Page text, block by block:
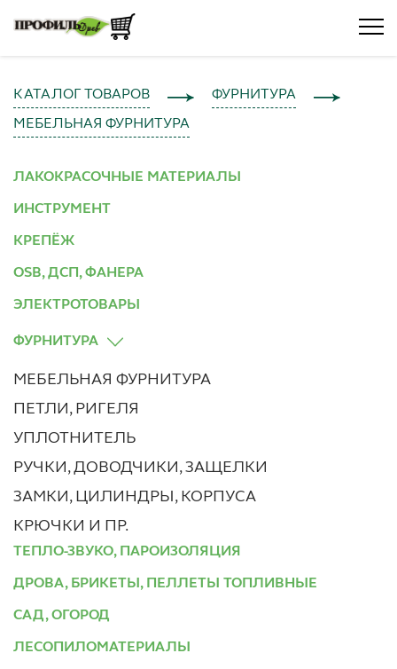
КАТАЛОГ ТОВАРОВ ФУРНИТУРА
МЕБЕЛЬНАЯ ФУРНИТУРА
ЛАКОКРАСОЧНЫЕ МАТЕРИАЛЫ
ИНСТРУМЕНТ
КРЕПЁЖ
OSB, ДСП, ФАНЕРА
ЭЛЕКТРОТОВАРЫ
ФУРНИТУРА
МЕБЕЛЬНАЯ ФУРНИТУРА
ПЕТЛИ, РИГЕЛЯ
УПЛОТНИТЕЛЬ
РУЧКИ, ДОВОДЧИКИ, ЗАЩЕЛКИ
ЗАМКИ, ЦИЛИНДРЫ, КОРПУСА
КРЮЧКИ И ПР.
ТЕПЛО-ЗВУКО, ПАРОИЗОЛЯЦИЯ
ДРОВА, БРИКЕТЫ, ПЕЛЛЕТЫ ТОПЛИВНЫЕ
САД, ОГОРОД
ЛЕСОПИЛОМАТЕРИАЛЫ